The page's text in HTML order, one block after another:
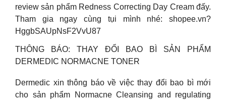
review sản phẩm Redness Correcting Day Cream đấy.
Tham gia ngay cùng tụi mình nhé: shopee.vn?
HggbSAUpNsF2VvU87
THÔNG BÁO: THAY ĐỔI BAO BÌ SẢN PHẨM
DERMEDIC NORMACNE TONER
Dermedic xin thông báo về việc thay đổi bao bì mới
cho sản phẩm Normacne Cleansing and regulating